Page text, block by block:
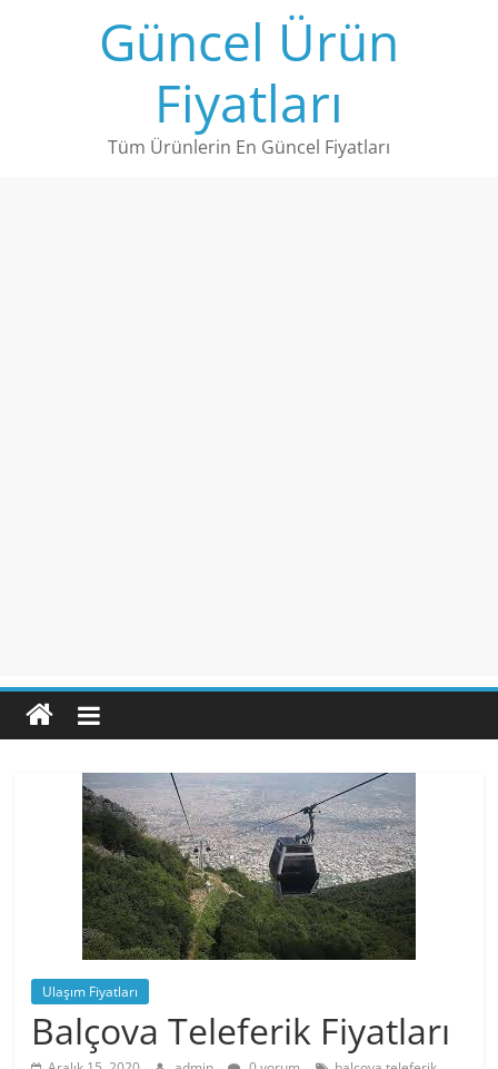
Güncel Ürün
Fiyatları
Tüm Ürünlerin En Güncel Fiyatları
Ulaşım Fiyatları
Balçova Teleferik Fiyatları